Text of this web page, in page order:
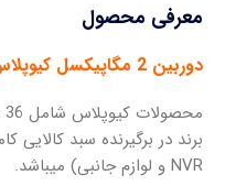
معرفی محصول
دوربین 2 مگاپیکسل کیوپلاس مدل AHC-B2775P4-F
NVR و لوازم جانبی) میباشد.